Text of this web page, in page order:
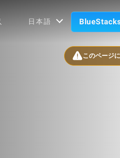
日本語
このページ